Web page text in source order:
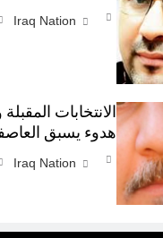
Iraq Nation
الانتخابات
هدوء يسبق
Iraq Nation